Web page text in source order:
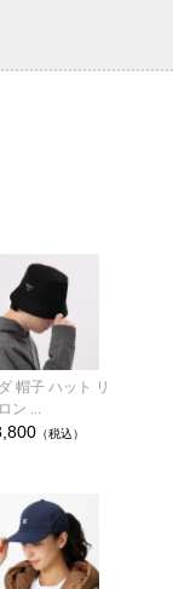
帽子 ハット リ
ン ...
（税込）